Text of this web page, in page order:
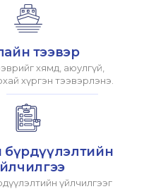
тээвэр
хямд, аюулгүй,
хүргэн тээвэрлэнэ.
бүрдүүлэлтийн
үйлчилгээг